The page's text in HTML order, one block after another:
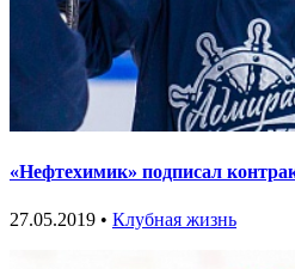
«Нефтехимик» подписал
27.05.2019 • Клубная жизнь